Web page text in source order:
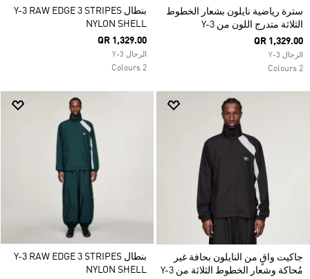
سترة رياضية نايلون بشعار الخطوط
الثلاثة متدرج اللون من Y-3
QR 1,329.00
الرجال Y-3
2 Colours
بنطال Y-3 RAW EDGE 3 STRIPES
NYLON SHELL
QR 1,329.00
الرجال Y-3
2 Colours
جاكيت واقٍ من النايلون بحافة غير
مُحاكة وشعار الخطوط الثلاثة من Y-3
بنطال Y-3 RAW EDGE 3 STRIPES
NYLON SHELL